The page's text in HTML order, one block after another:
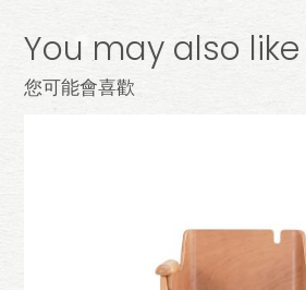
You may also like
您可能會喜歡